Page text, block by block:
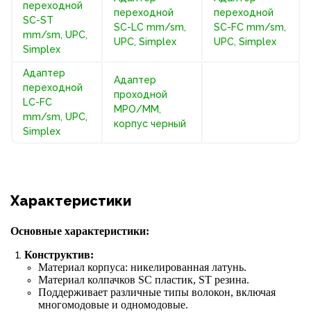
переходной
SC-ST
mm/sm, UPC,
Simplex
переходной
SC-LC mm/sm,
UPC, Simplex
переходной
SC-FC mm/sm,
UPC, Simplex
Адаптер
переходной
LC-FC
mm/sm, UPC,
Simplex
Адаптер
проходной
MPO/MM,
корпус черный
Характеристики
Основные характеристики:
Конструктив:
Материал корпуса: никелированная латунь.
Материал колпачков SC пластик, ST резина.
Поддерживает различные типы волокон, включая
многомодовые и одномодовые.